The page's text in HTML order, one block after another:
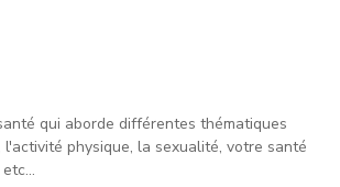
qui aborde différentes thématiques
physique, la sexualité, votre santé